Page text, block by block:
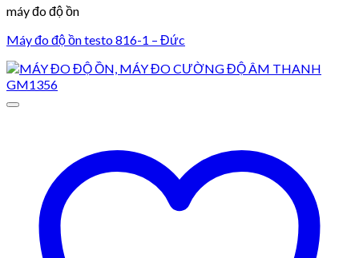
máy đo độ ồn
Máy đo độ ồn testo 816-1 – Đức